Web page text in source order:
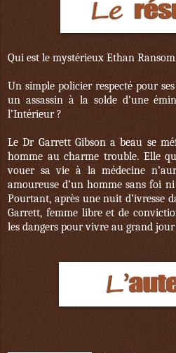
Qui est le mystérieux Ethan Ransom
Un simple policier respecté pour
un assassin à la solde d’une
l’Intérieur ?
Le Dr Garrett Gibson a beau se
homme au charme trouble. Elle
vouer sa vie à la médecine
amoureuse d’un homme sans foi
Pourtant, après une nuit d’ivresse
Garrett, femme libre et de
les dangers pour vivre au grand